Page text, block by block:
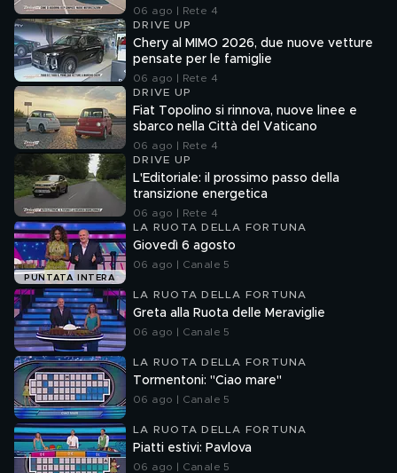
06 ago | Rete 4
DRIVE UP
Chery al MIMO 2026, due nuove vetture
pensate per le famiglie
06 ago | Rete 4
DRIVE UP
Fiat Topolino si rinnova, nuove linee e
sbarco nella Città del Vaticano
06 ago | Rete 4
DRIVE UP
L'Editoriale: il prossimo passo della
transizione energetica
06 ago | Rete 4
PUNTATA INTERA
LA RUOTA DELLA FORTUNA
Giovedì 6 agosto
06 ago | Canale 5
LA RUOTA DELLA FORTUNA
Greta alla Ruota delle Meraviglie
06 ago | Canale 5
LA RUOTA DELLA FORTUNA
Tormentoni: "Ciao mare"
06 ago | Canale 5
LA RUOTA DELLA FORTUNA
Piatti estivi: Pavlova
06 ago | Canale 5